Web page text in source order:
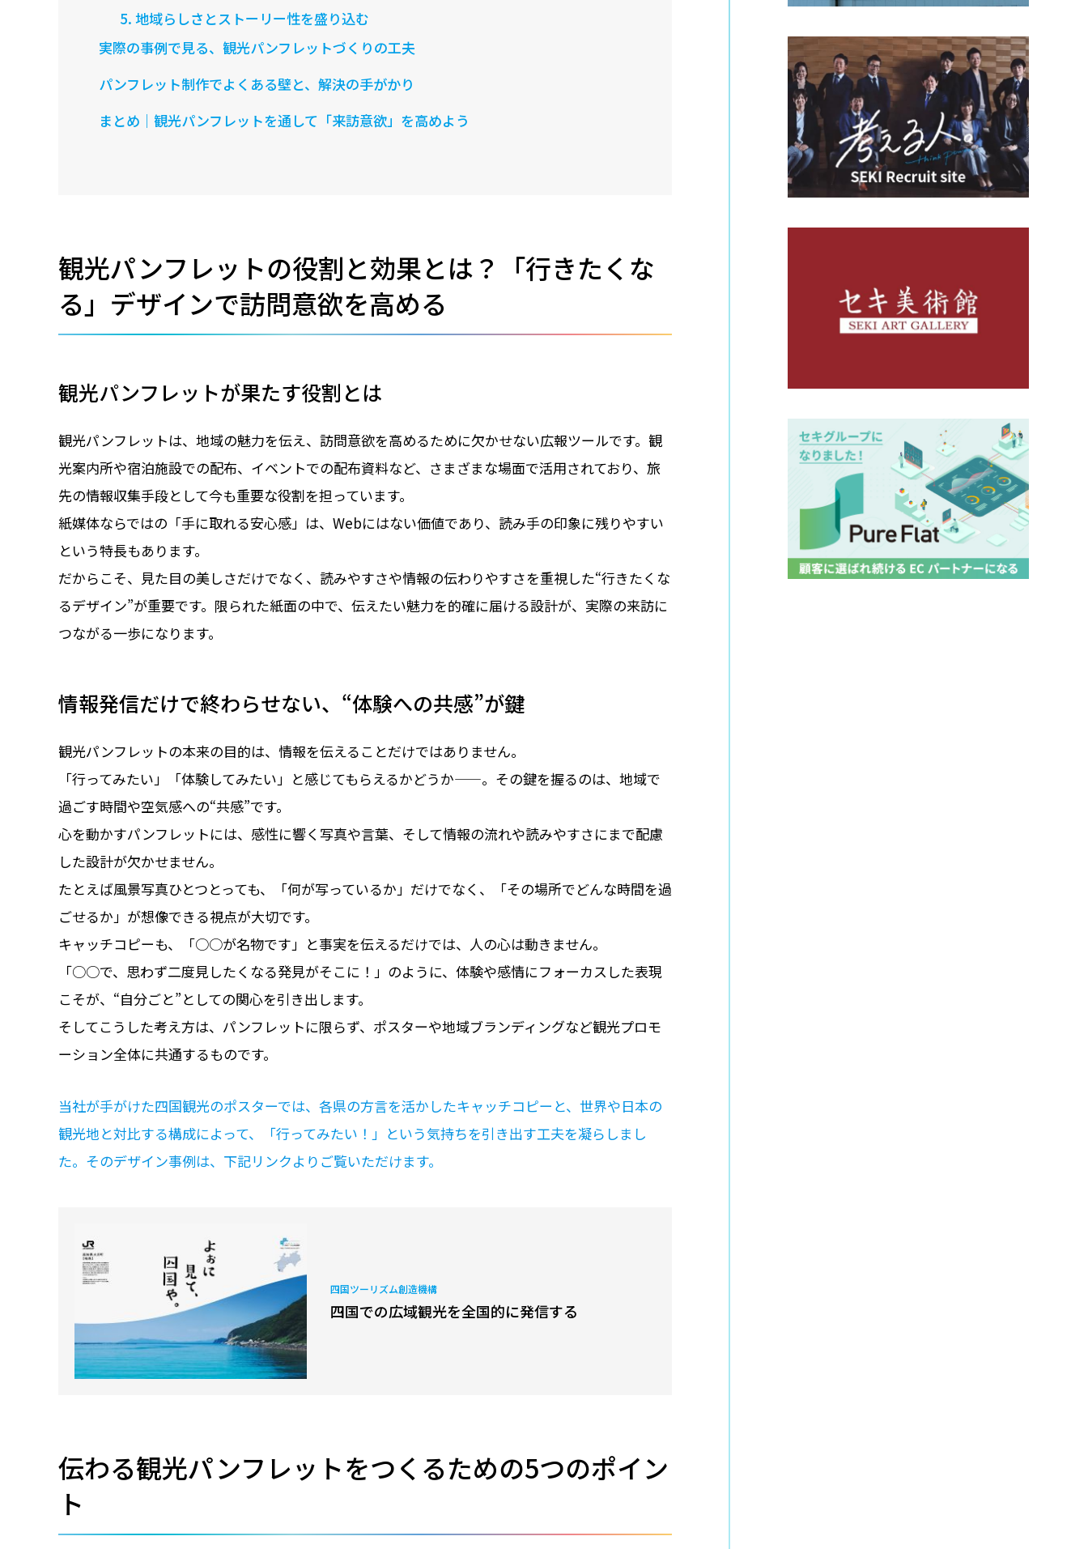
5. 地域らしさとストーリー性を盛り込む
実際の事例で見る、観光パンフレットづくりの工夫
パンフレット制作でよくある壁と、解決の手がかり
まとめ｜観光パンフレットを通して「来訪意欲」を高めよう
観光パンフレットの役割と効果とは？「行きたくな
る」デザインで訪問意欲を高める
観光パンフレットが果たす役割とは
観光パンフレットは、地域の魅力を伝え、訪問意欲を高めるために欠かせない広報ツールです。観
光案内所や宿泊施設での配布、イベントでの配布資料など、さまざまな場面で活用されており、旅
先の情報収集手段として今も重要な役割を担っています。
紙媒体ならではの「手に取れる安心感」は、Webにはない価値であり、読み手の印象に残りやすい
という特長もあります。
だからこそ、見た目の美しさだけでなく、読みやすさや情報の伝わりやすさを重視した“行きたくな
るデザイン”が重要です。限られた紙面の中で、伝えたい魅力を的確に届ける設計が、実際の来訪に
つながる一歩になります。
情報発信だけで終わらせない、“体験への共感”が鍵
観光パンフレットの本来の目的は、情報を伝えることだけではありません。
「行ってみたい」「体験してみたい」と感じてもらえるかどうか——。その鍵を握るのは、地域で
過ごす時間や空気感への“共感”です。
心を動かすパンフレットには、感性に響く写真や言葉、そして情報の流れや読みやすさにまで配慮
した設計が欠かせません。
たとえば風景写真ひとつとっても、「何が写っているか」だけでなく、「その場所でどんな時間を過
ごせるか」が想像できる視点が大切です。
キャッチコピーも、「○○が名物です」と事実を伝えるだけでは、人の心は動きません。
「○○で、思わず二度見したくなる発見がそこに！」のように、体験や感情にフォーカスした表現
こそが、“自分ごと”としての関心を引き出します。
そしてこうした考え方は、パンフレットに限らず、ポスターや地域ブランディングなど観光プロモ
ーション全体に共通するものです。
当社が手がけた四国観光のポスターでは、各県の方言を活かしたキャッチコピーと、世界や日本の
観光地と対比する構成によって、「行ってみたい！」という気持ちを引き出す工夫を凝らしまし
た。そのデザイン事例は、下記リンクよりご覧いただけます。
四国ツーリズム創造機構
四国での広域観光を全国的に発信する
伝わる観光パンフレットをつくるための5つのポイン
ト